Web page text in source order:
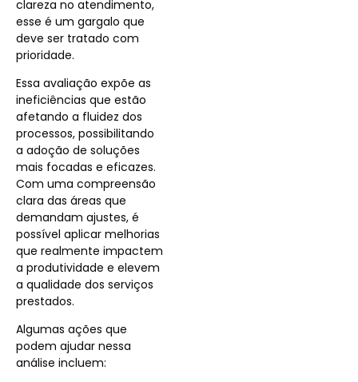
clareza no atendimento,
esse é um gargalo que
deve ser tratado com
prioridade.
Essa avaliação expõe as
ineficiências que estão
afetando a fluidez dos
processos, possibilitando
a adoção de soluções
mais focadas e eficazes.
Com uma compreensão
clara das áreas que
demandam ajustes, é
possível aplicar melhorias
que realmente impactem
a produtividade e elevem
a qualidade dos serviços
prestados.
Algumas ações que
podem ajudar nessa
análise incluem: